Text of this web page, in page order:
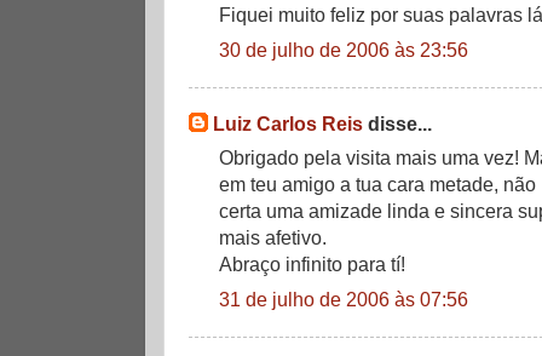
Fiquei muito feliz por suas palavras
30 de julho de 2006 às 23:56
Luiz Carlos Reis disse...
Obrigado pela visita mais uma vez!
em teu amigo a tua cara metade,
certa uma amizade linda e sincera
mais afetivo.
Abraço infinito para tí!
31 de julho de 2006 às 07:56